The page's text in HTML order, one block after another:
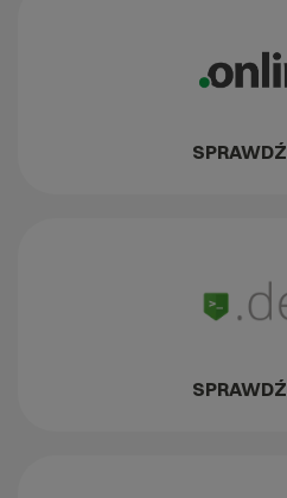
SPRAWDŹ
SPRAWDŹ